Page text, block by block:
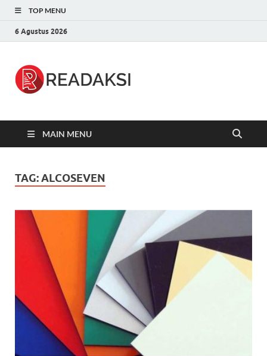
TOP MENU
6 Agustus 2026
MAIN MENU
TAG:ALCOSEVEN